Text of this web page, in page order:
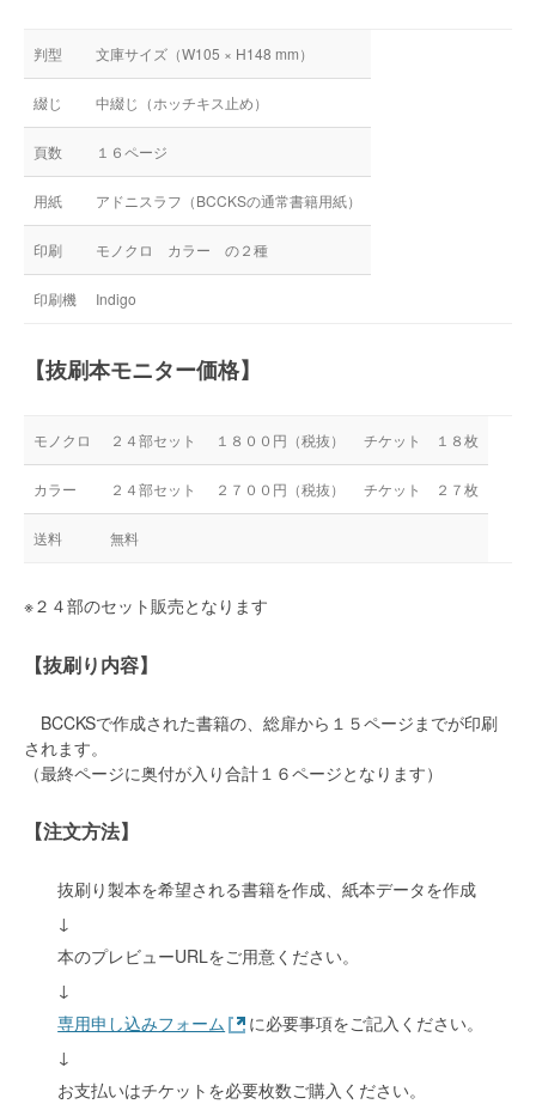
判型 文庫サイズ（W105 × H148 mm）
綴じ 中綴じ（ホッチキス止め）
頁数 １６ページ
用紙 アドニスラフ（BCCKSの通常書籍用紙）
印刷 モノクロ カラー の２種
印刷機 Indigo
【抜刷本モニター価格】
モノクロ ２４部セット １８００円（税抜） チケット １８枚
カラー ２４部セット ２７００円（税抜） チケット ２７枚
送料 無料
※２４部のセット販売となります
【抜刷り内容】
BCCKSで作成された書籍の、総扉から１５ページまでが印刷
されます。
（最終ページに奥付が入り合計１６ページとなります）
【注文方法】
抜刷り製本を希望される書籍を作成、紙本データを作成
↓
本のプレビューURLをご用意ください。
↓
専用申し込みフォーム
に必要事項をご記入ください。
↓
お支払いはチケットを必要枚数ご購入ください。